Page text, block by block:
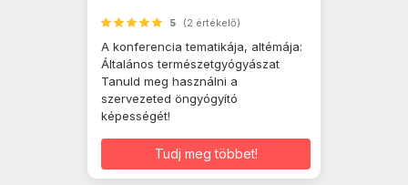
5 (2 értékelő)
A konferencia tematikája, altémája:
Általános természetgyógyászat
Tanuld meg használni a
szervezeted öngyógyító
képességét!
Tudj meg többet!